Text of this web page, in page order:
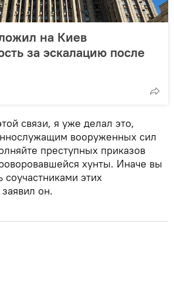
на Киев
за эскалацию после
связи, я уже делал это,
вооруженных сил
преступных приказов
хунты. Иначе вы
соучастниками этих
он.